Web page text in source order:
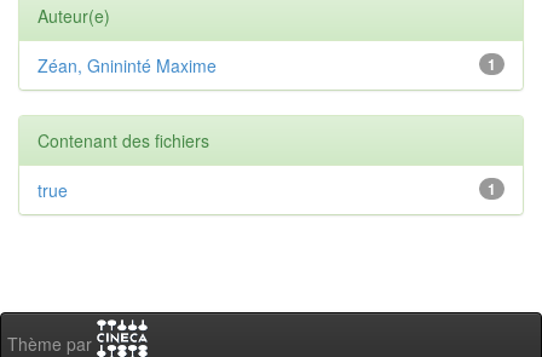
Auteur(e)
1
Zéan, Gnininté Maxime
Contenant des fichiers
1
true
Thème par